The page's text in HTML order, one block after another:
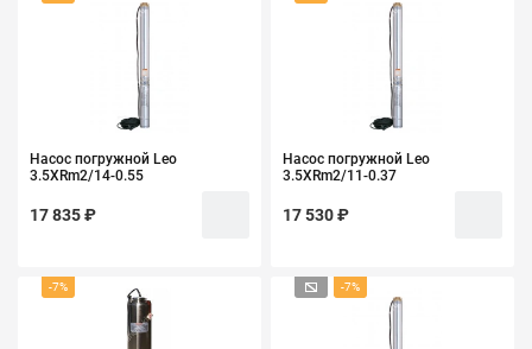
Насос погружной Leo
3.5XRm2/14-0.55
17 835 ₽
Насос погружной Leo
3.5XRm2/11-0.37
17 530 ₽
-7% -7%